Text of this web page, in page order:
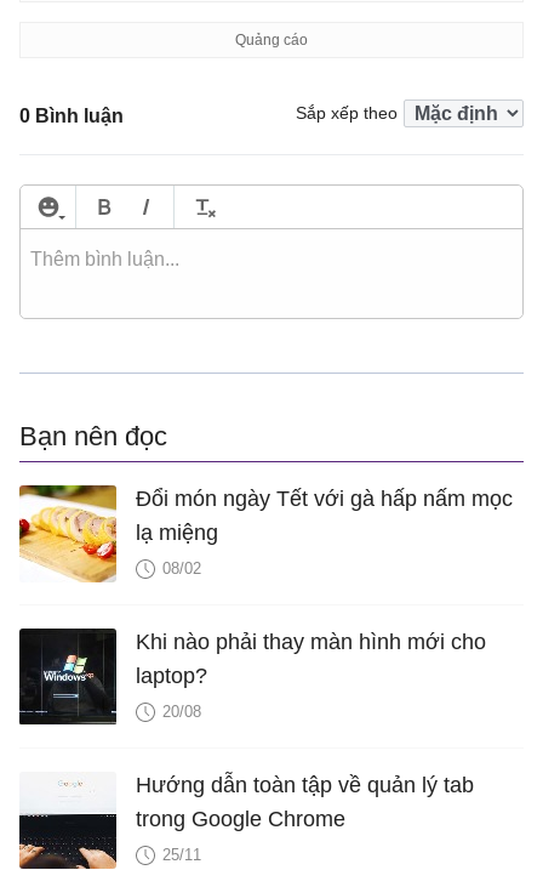
0 Bình luận Sắp xếp theo
Bạn nên đọc
Đổi món ngày Tết với gà hấp nấm mọc
lạ miệng
08/02
Khi nào phải thay màn hình mới cho
laptop?
20/08
Hướng dẫn toàn tập về quản lý tab
trong Google Chrome
25/11